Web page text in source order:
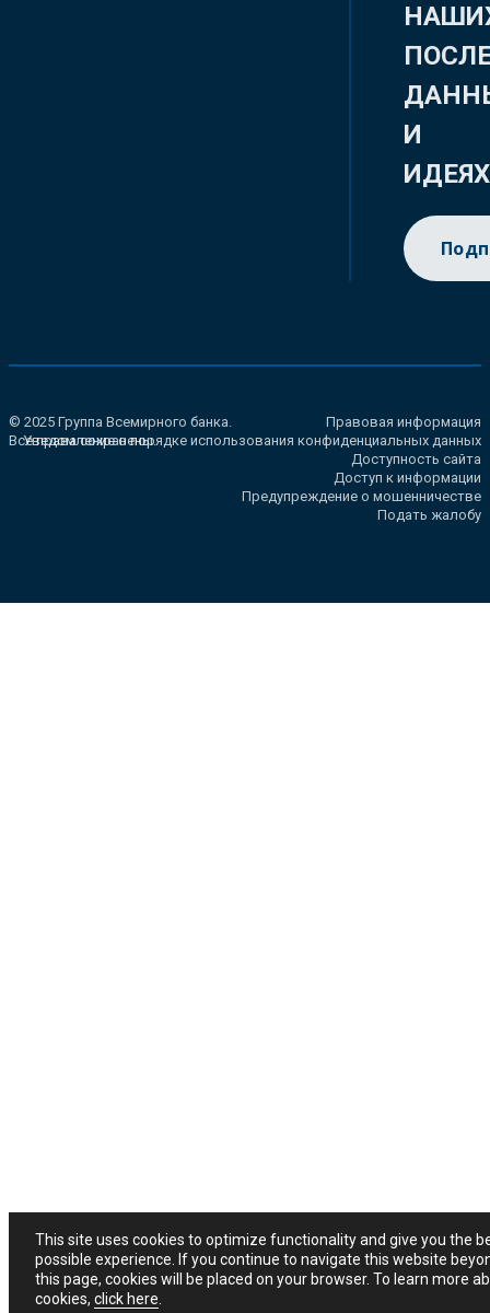
И
ИДЕЯХ
© 2025 Группа Всемирного банка.
Все права сохранены.
Правовая информация
Уведомление о порядке использования конфиденциальных данных
Доступность сайта
Доступ к информации
Предупреждение о мошенничестве
Подать жалобу
This site uses cookies to optimize functionality and give you the
possible experience. If you continue to navigate this website
this page, cookies will be placed on your browser. To learn more
cookies, click here